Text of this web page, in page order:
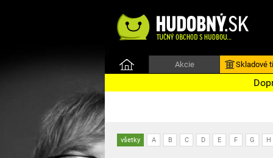
Akcie Skladové
všetky A B C D E F G H